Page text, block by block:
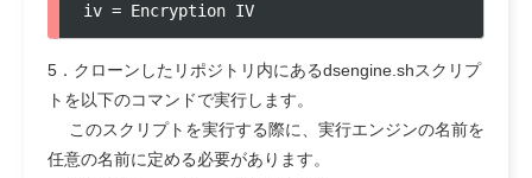
iv = Encryption IV
5．クローンしたリポジトリ内にあるdsengine.shスクリプ
トを以下のコマンドで実行します。
このスクリプトを実行する際に、実行エンジンの名前を
任意の名前に定める必要があります。